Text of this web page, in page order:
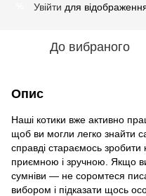
Увійти для
До вибраного
Опис
Наші котики вже активно
щоб ви могли легко знайти
справді стараємось
приємною і зручною. Якщо
сумніви — не соромтеся
вибором і підказати щось